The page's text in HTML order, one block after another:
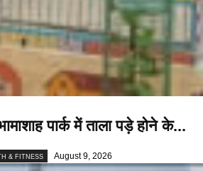
पार्क में ताला पड़े होने के...
& FITNESS August 9, 2026